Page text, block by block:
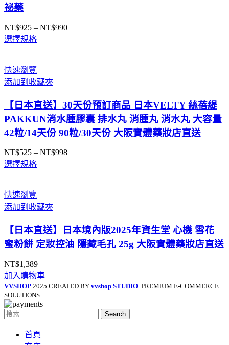
祕藥
NT$925 – NT$990價
選擇規格
快速瀏覽
添加到收藏夾
【日本直送】30天份預訂商品 日本VELTY 絲蓓緹
PAKKUN消水腫膠囊 排水丸 消腫丸 消水丸 大容量
42粒/14天份 90粒/30天份 大阪實體藥妝店直送
NT$525 – NT$998價
選擇規格
快速瀏覽
添加到收藏夾
【日本直送】日本境內版2025年資生堂 心機 雪花
蜜粉餅 定妝控油 隱藏毛孔 25g 大阪實體藥妝店直送
NT$1,389
加入購物車
VVSHOP 2025 CREATED BY vvshop STUDIO . PREMIUM E-COMMERCE
SOLUTIONS.
Search
首頁